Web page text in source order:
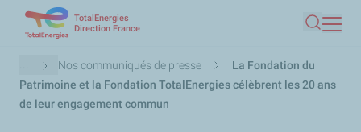
contenu
principal
TotalEnergies
Direction France
Fil
d'Ariane
... Nos communiqués de presse
La Fondation du
Patrimoine et la Fondation TotalEnergies célèbrent les 20 ans
de leur engagement commun